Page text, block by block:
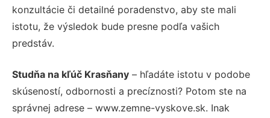
konzultácie či detailné poradenstvo, aby ste mali
istotu, že výsledok bude presne podľa vašich
predstáv.
Studňa na kľúč Krasňany – hľadáte istotu v podobe
skúseností, odbornosti a precíznosti? Potom ste na
správnej adrese – www.zemne-vyskove.sk. Inak